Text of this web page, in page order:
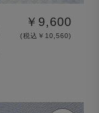
￥9,600
(税込￥10,560)